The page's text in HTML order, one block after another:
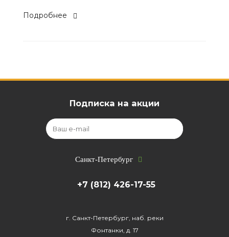
Подробнее
Подписка на акции
Санкт-Петербург
+7 (812) 426-17-55
г. Санкт-Петербург, наб. реки
Фонтанки, д. 17